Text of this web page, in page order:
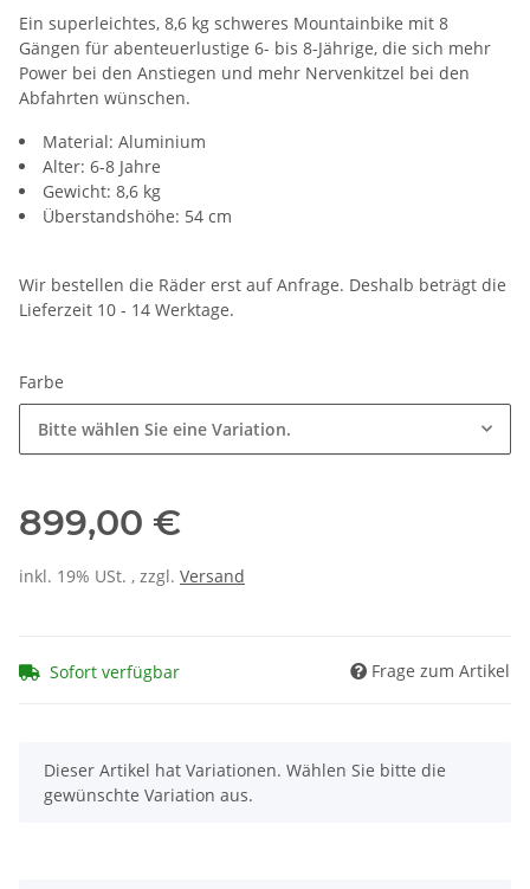
Ein superleichtes, 8,6 kg schweres Mountainbike mit 8
Gängen für abenteuerlustige 6- bis 8-Jährige, die sich mehr
Power bei den Anstiegen und mehr Nervenkitzel bei den
Abfahrten wünschen.
Material: Aluminium
Alter: 6-8 Jahre
Gewicht: 8,6 kg
Überstandshöhe: 54 cm
Wir bestellen die Räder erst auf Anfrage. Deshalb beträgt die
Lieferzeit 10 - 14 Werktage.
Farbe
Bitte wählen Sie eine Variation.
899,00 €
inkl. 19% USt. , zzgl. Versand
Sofort verfügbar Frage zum Artikel
x
Dieser Artikel hat Variationen. Wählen Sie bitte die
gewünschte Variation aus.